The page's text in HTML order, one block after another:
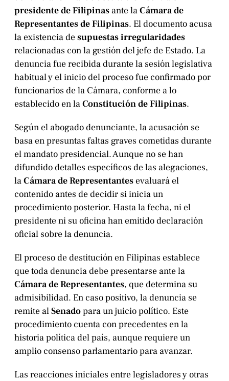
presidente de Filipinas ante laCámara de
Representantes de Filipinas. El documento acusa
la existencia desupuestas irregularidades
relacionadas con la gestión del jefe de Estado. La
denuncia fue recibida durante la sesión legislativa
habitual y el inicio del proceso fue confirmado por
funcionarios de la Cámara, conforme a lo
establecido en laConstitución de Filipinas.
Según el abogado denunciante, la acusación se
basa en presuntas faltas graves cometidas durante
el mandato presidencial. Aunque no se han
difundido detalles específicos de las alegaciones,
laCámara de Representantes evaluará el
contenido antes de decidir si inicia un
procedimiento posterior. Hasta la fecha, ni el
presidente ni su oficina han emitido declaración
oficial sobre la denuncia.
El proceso de destitución en Filipinas establece
que toda denuncia debe presentarse ante la
Cámara de Representantes, que determina su
admisibilidad. En caso positivo, la denuncia se
remite alSenadopara un juicio político. Este
procedimiento cuenta con precedentes en la
historia política del país, aunque requiere un
amplio consenso parlamentario para avanzar.
Las reacciones iniciales entre legisladores y otras